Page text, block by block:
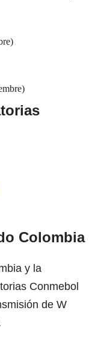
Colombia
y la
Conmebol
de W